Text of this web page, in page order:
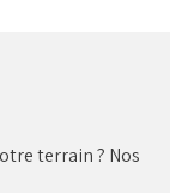
terrain ? Nos